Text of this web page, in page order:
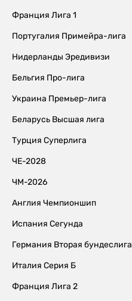
Франция Лига 1
Португалия Примейра-лига
Нидерланды Эредивизи
Бельгия Про-лига
Украина Премьер-лига
Беларусь Высшая лига
Турция Суперлига
ЧЕ-2028
ЧМ-2026
Англия Чемпионшип
Испания Сегунда
Германия Вторая бундеслига
Италия Серия Б
Франция Лига 2